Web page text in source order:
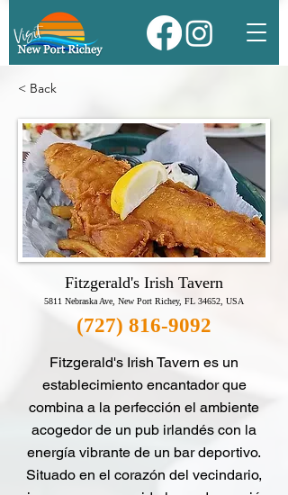
< Back
Fitzgerald's Irish Tavern
5811 Nebraska Ave, New Port Richey, FL 34652, USA
(727) 816-9092
Fitzgerald's Irish Tavern es un
establecimiento encantador que
combina a la perfección el ambiente
acogedor de un pub irlandés con la
energía vibrante de un bar deportivo.
Situado en el corazón del vecindario,